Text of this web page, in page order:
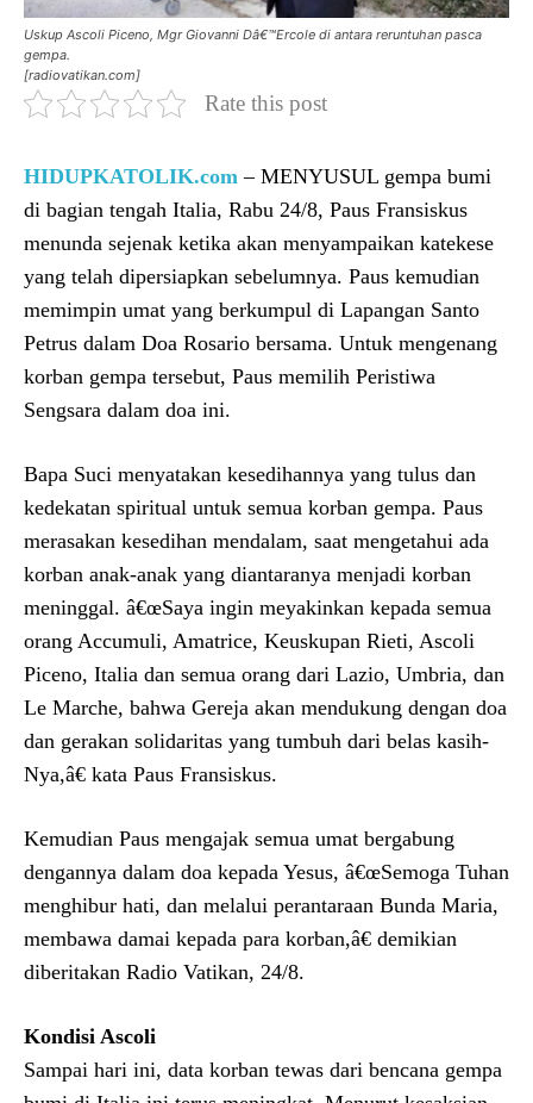
Uskup Ascoli Piceno, Mgr Giovanni Dâ€™Ercole di antara reruntuhan pasca
gempa.
[radiovatikan.com]
Rate this post
HIDUPKATOLIK.com – MENYUSUL gempa bumi
di bagian tengah Italia, Rabu 24/8, Paus Fransiskus
menunda sejenak ketika akan menyampaikan katekese
yang telah dipersiapkan sebelumnya. Paus kemudian
memimpin umat yang berkumpul di Lapangan Santo
Petrus dalam Doa Rosario bersama. Untuk mengenang
korban gempa tersebut, Paus memilih Peristiwa
Sengsara dalam doa ini.
Bapa Suci menyatakan kesedihannya yang tulus dan
kedekatan spiritual untuk semua korban gempa. Paus
merasakan kesedihan mendalam, saat mengetahui ada
korban anak-anak yang diantaranya menjadi korban
meninggal. â€œSaya ingin meyakinkan kepada semua
orang Accumuli, Amatrice, Keuskupan Rieti, Ascoli
Piceno, Italia dan semua orang dari Lazio, Umbria, dan
Le Marche, bahwa Gereja akan mendukung dengan doa
dan gerakan solidaritas yang tumbuh dari belas kasih-
Nya,â€ kata Paus Fransiskus.
Kemudian Paus mengajak semua umat bergabung
dengannya dalam doa kepada Yesus, â€œSemoga Tuhan
menghibur hati, dan melalui perantaraan Bunda Maria,
membawa damai kepada para korban,â€ demikian
diberitakan Radio Vatikan, 24/8.
Kondisi Ascoli
Sampai hari ini, data korban tewas dari bencana gempa